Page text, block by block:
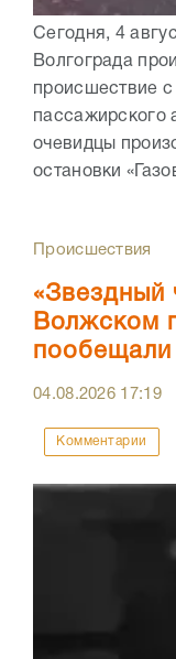
Сегодня, 4
Волгограда
происшествие
пассажирского
очевидцы
остановки
Происшествия
«Звездный
Волжском
пообещали
04.08.2026 17:19
Комментарии